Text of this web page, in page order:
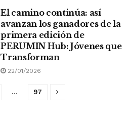
El camino continúa: así
avanzan los ganadores de la
primera edición de
PERUMIN Hub: Jóvenes que
Transforman
22/01/2026
… 97